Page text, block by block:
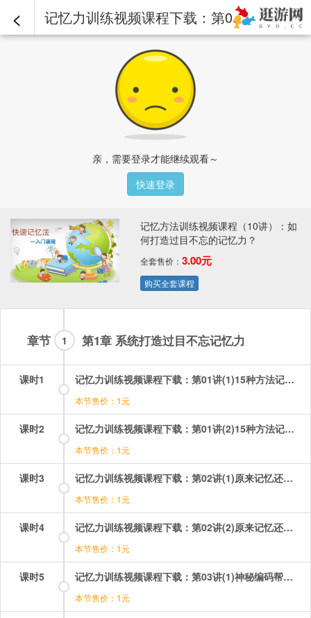
< 记忆力训练视频课程下载：第05讲(1)10种方法高效记单词 第1段.mp4 - 记忆方法训练视频课程（10讲）：如何打造过目不忘的记忆力？
亲，需要登录才能继续观看～
快速登录
记忆方法训练视频课程（10讲）：如
何打造过目不忘的记忆力？
全套售价： 3.00元
购买全套课程
章节 第1章 系统打造过目不忘记忆力
1
课时1 记忆力训练视频课程下载：第01讲(1)15种方法记忆56个民族让你脑洞大开 第1段.mp4
本节售价：1元
课时2 记忆力训练视频课程下载：第01讲(2)15种方法记忆56个民族让你脑洞大开 第2段.mp4
本节售价：1元
课时3 记忆力训练视频课程下载：第02讲(1)原来记忆还得讲策略 第1段.mp4
本节售价：1元
课时4 记忆力训练视频课程下载：第02讲(2)原来记忆还得讲策略 第2段.mp4
本节售价：1元
课时5 记忆力训练视频课程下载：第03讲(1)神秘编码帮你轻松记数字 第1段.mp4
本节售价：1元